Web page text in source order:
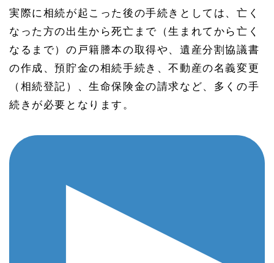
実際に相続が起こった後の手続きとしては、亡く
なった方の出生から死亡まで（生まれてから亡く
なるまで）の戸籍謄本の取得や、遺産分割協議書
の作成、預貯金の相続手続き、不動産の名義変更
（相続登記）、生命保険金の請求など、多くの手
続きが必要となります。